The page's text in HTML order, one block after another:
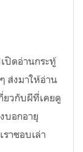
ปิดอ่านกระทู้
ส่งมาให้อ่าน
ยวกับผีที่เคยดู
บอกอายุ
าชอบเล่า